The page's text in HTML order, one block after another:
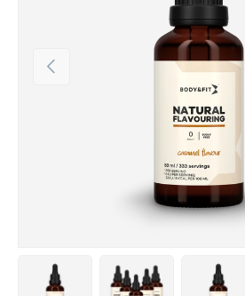
Vorige
Laad afbeelding 2 in gallerij-
Laad afbeelding 9
Laad